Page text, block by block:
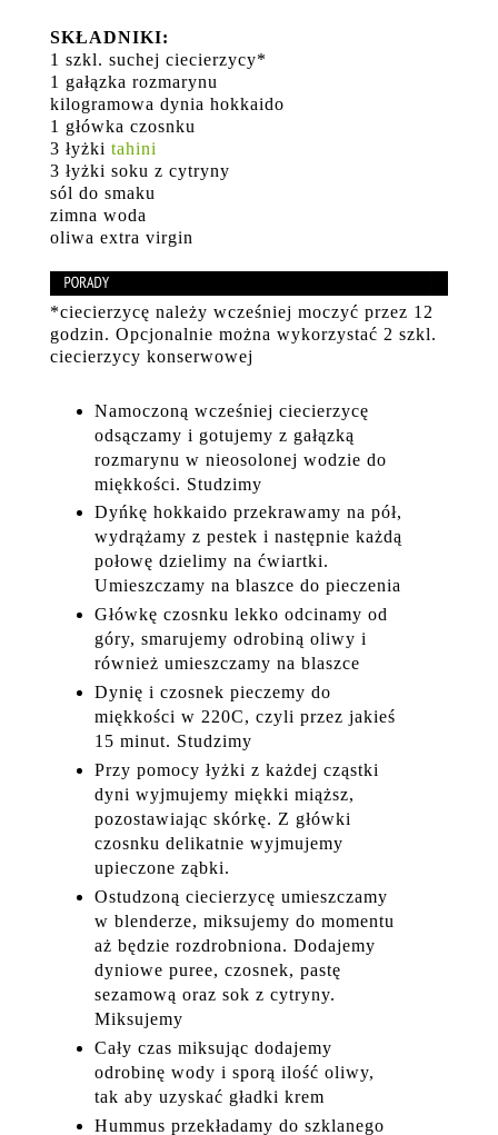
SKŁADNIKI:
1 szkl. suchej ciecierzycy*
1 gałązka rozmarynu
kilogramowa dynia hokkaido
1 główka czosnku
3 łyżki tahini
3 łyżki soku z cytryny
sól do smaku
zimna woda
oliwa extra virgin
*ciecierzycę należy wcześniej moczyć przez 12
godzin. Opcjonalnie można wykorzystać 2 szkl.
ciecierzycy konserwowej
Namoczoną wcześniej ciecierzycę
odsączamy i gotujemy z gałązką
rozmarynu w nieosolonej wodzie do
miękkości. Studzimy
Dyńkę hokkaido przekrawamy na pół,
wydrążamy z pestek i następnie każdą
połowę dzielimy na ćwiartki.
Umieszczamy na blaszce do pieczenia
Główkę czosnku lekko odcinamy od
góry, smarujemy odrobiną oliwy i
również umieszczamy na blaszce
Dynię i czosnek pieczemy do
miękkości w 220C, czyli przez jakieś
15 minut. Studzimy
Przy pomocy łyżki z każdej cząstki
dyni wyjmujemy miękki miąższ,
pozostawiając skórkę. Z główki
czosnku delikatnie wyjmujemy
upieczone ząbki.
Ostudzoną ciecierzycę umieszczamy
w blenderze, miksujemy do momentu
aż będzie rozdrobniona. Dodajemy
dyniowe puree, czosnek, pastę
sezamową oraz sok z cytryny.
Miksujemy
Cały czas miksując dodajemy
odrobinę wody i sporą ilość oliwy,
tak aby uzyskać gładki krem
Hummus przekładamy do szklanego